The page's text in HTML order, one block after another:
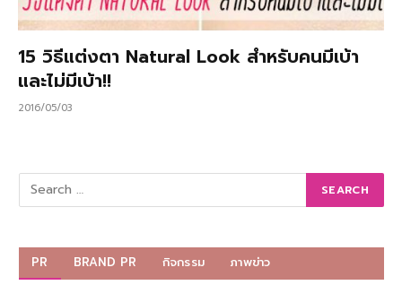
15 วิธีแต่งตา Natural Look สำหรับคนมีเบ้า
และไม่มีเบ้า!!
2016/05/03
PR BRAND PR กิจกรรม ภาพข่าว